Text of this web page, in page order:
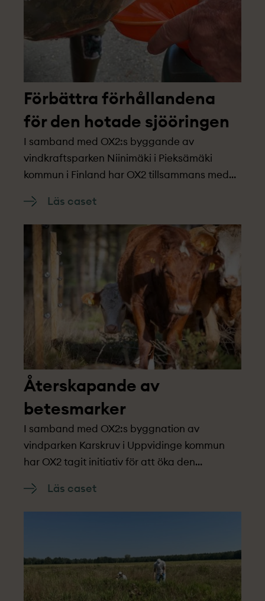
Förbättra förhållandena
för den hotade sjööringen
I samband med OX2:s byggande av
vindkraftsparken Niinimäki i Pieksämäki
kommun i Finland har OX2 tillsammans med
biologiska mångfalden genom att återställa
bäckarna där den hotade sjööringen lever.
Läs caset
Återskapande av
betesmarker
I samband med OX2:s byggnation av
vindparken Karskruv i Uppvidinge kommun
har OX2 tagit initiativ för att öka den
betesmark.
Läs caset